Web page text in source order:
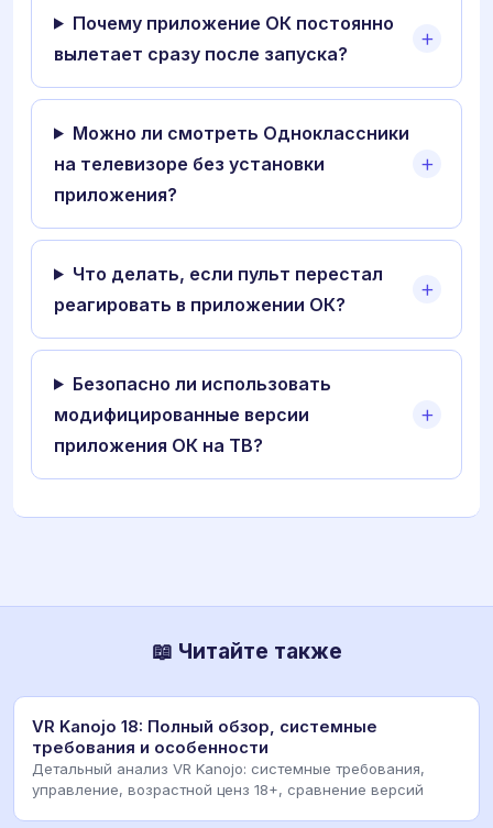
Почему приложение ОК постоянно
вылетает сразу после запуска?
Можно ли смотреть Одноклассники
на телевизоре без установки
приложения?
Что делать, если пульт перестал
реагировать в приложении ОК?
Безопасно ли использовать
модифицированные версии
приложения ОК на ТВ?
📖 Читайте также
VR Kanojo 18: Полный обзор, системные
требования и особенности
Детальный анализ VR Kanojo: системные требования,
управление, возрастной ценз 18+, сравнение версий